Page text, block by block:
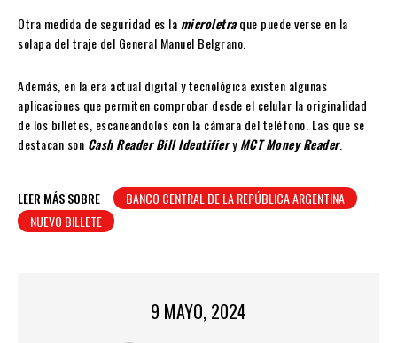
Otra medida de seguridad es la microletraque puede verse en la
solapa del traje del General Manuel Belgrano.
Además, en la era actual digital y tecnológica existen algunas
aplicaciones que permiten comprobar desde el celular la originalidad
de los billetes, escaneandolos con la cámara del teléfono. Las que se
destacan son Cash Reader Bill IdentifieryMCT Money Reader.
LEER MÁS SOBRE
BANCO CENTRAL DE LA REPÚBLICA ARGENTINA
NUEVO BILLETE
9 MAYO, 2024